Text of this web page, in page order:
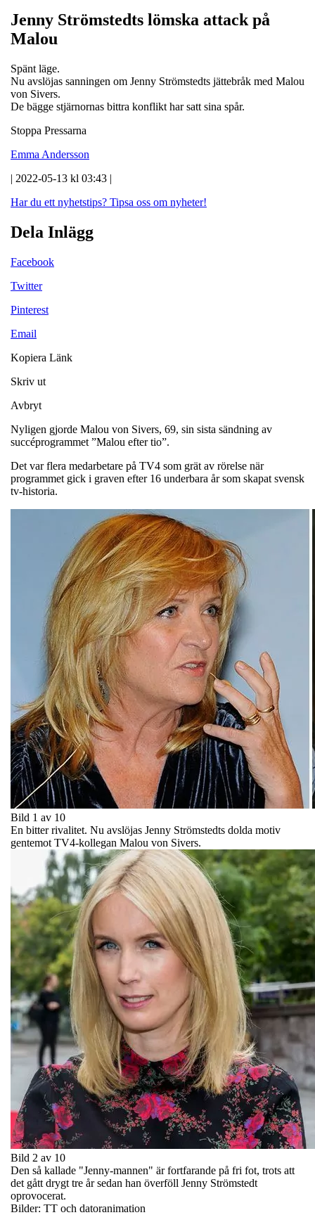
Jenny Strömstedts lömska attack på
Malou
Spänt läge.
Nu avslöjas sanningen om Jenny Strömstedts jättebråk med Malou
von Sivers.
De bägge stjärnornas bittra konflikt har satt sina spår.
Stoppa Pressarna
Emma Andersson
| 2022-05-13 kl 03:43 |
Har du ett nyhetstips? Tipsa oss om nyheter!
Dela Inlägg
Facebook
Twitter
Pinterest
Email
Kopiera Länk
Skriv ut
Avbryt
Nyligen gjorde Malou von Sivers, 69, sin sista sändning av
succéprogrammet ”Malou efter tio”.
Det var flera medarbetare på TV4 som grät av rörelse när
programmet gick i graven efter 16 underbara år som skapat svensk
tv-historia.
Bild 1 av 10
En bitter rivalitet. Nu avslöjas Jenny Strömstedts dolda motiv
gentemot TV4-kollegan Malou von Sivers.
Bild 2 av 10
Den så kallade "Jenny-mannen" är fortfarande på fri fot, trots att
det gått drygt tre år sedan han överföll Jenny Strömstedt
oprovocerat.
Bilder: TT och datoranimation